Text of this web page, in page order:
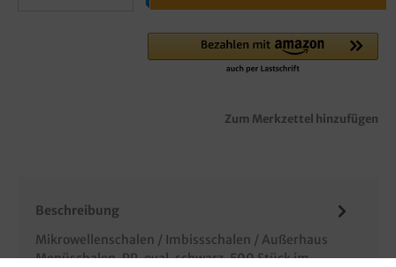
Zum Merkzettel hinzufügen
Beschreibung
Mikrowellenschalen / Imbissschalen / Außerhaus
Menüschalen, PP, oval, schwarz, 500 Stück im